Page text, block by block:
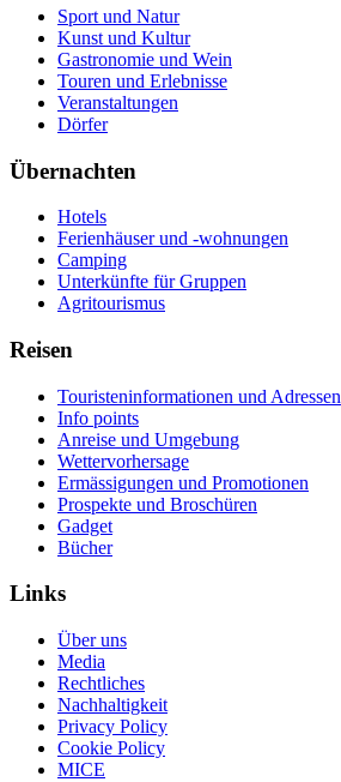
Sport und Natur
Kunst und Kultur
Gastronomie und Wein
Touren und Erlebnisse
Veranstaltungen
Dörfer
Übernachten
Hotels
Ferienhäuser und -wohnungen
Camping
Unterkünfte für Gruppen
Agritourismus
Reisen
Touristeninformationen und Adressen
Info points
Anreise und Umgebung
Wettervorhersage
Ermässigungen und Promotionen
Prospekte und Broschüren
Gadget
Bücher
Links
Über uns
Media
Rechtliches
Nachhaltigkeit
Privacy Policy
Cookie Policy
MICE